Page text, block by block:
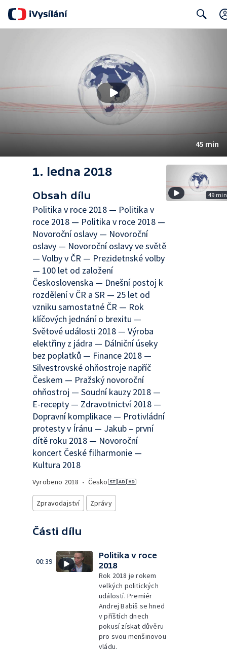
45 min
1. ledna 2018
Obsah dílu
Politika v roce 2018 — Politika v
roce 2018 — Politika v roce 2018 —
Novoroční oslavy — Novoroční
oslavy — Novoroční oslavy ve světě
— Volby v ČR — Prezidetnské volby
— 100 let od založení
Československa — Dnešní postoj k
rozdělení v ČR a SR — 25 let od
vzniku samostatné ČR — Rok
klíčových jednání o brexitu —
Světové události 2018 — Výroba
elektřiny z jádra — Dálniční úseky
bez poplatků — Finance 2018 —
Silvestrovské ohňostroje napříč
Českem — Pražský novoroční
ohňostroj — Soudní kauzy 2018 —
E-recepty — Zdravotnictví 2018 —
Dopravní komplikace — Protivládní
protesty v Íránu — Jakub – první
dítě roku 2018 — Novoroční
koncert České filharmonie —
Kultura 2018
Vyrobeno 2018 • Česko
Zpravodajství Zprávy
Části dílu
00:39
Politika v roce
2018
Rok 2018 je rokem
velkých politických
událostí. Premiér
Andrej Babiš se hned
v příštích dnech
pokusí získat důvěru
pro svou menšinovou
vládu.
49 min